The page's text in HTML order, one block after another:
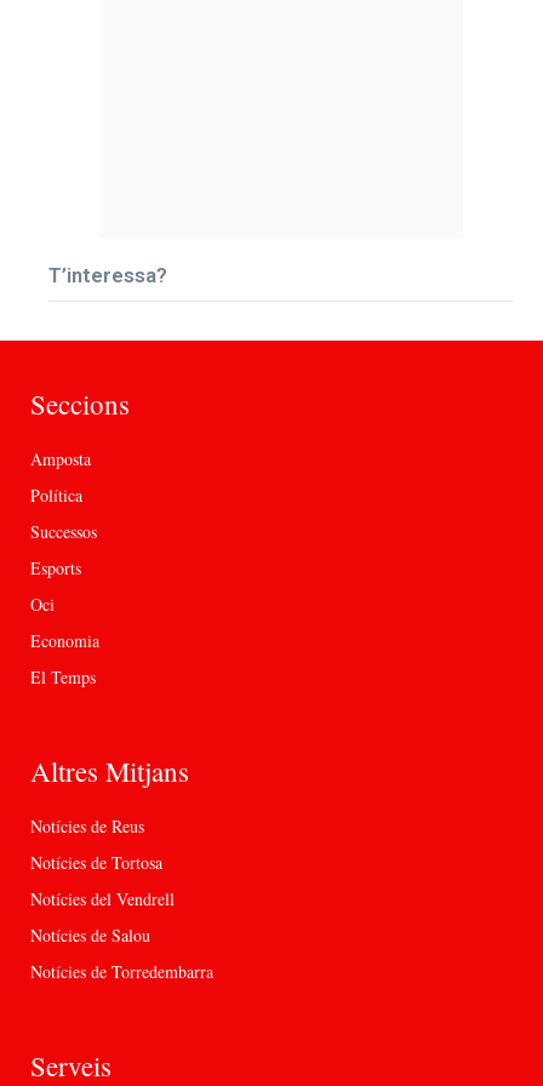
T’interessa?
Seccions
Amposta
Política
Successos
Esports
Oci
Economia
El Temps
Altres Mitjans
Notícies de Reus
Notícies de Tortosa
Notícies del Vendrell
Notícies de Salou
Notícies de Torredembarra
Serveis